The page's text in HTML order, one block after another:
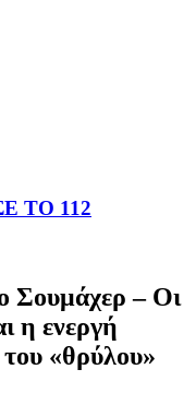
ΤΟ 112
Σουμάχερ – Οι
η ενεργή
του «θρύλου»